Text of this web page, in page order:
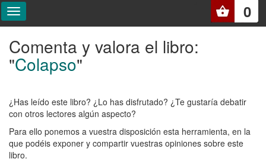
0
Comenta
y
valora
el
libro:
Colapso
Comenta y valora el libro:
"Colapso"
¿Has leído este libro? ¿Lo has disfrutado? ¿Te gustaría debatir
con otros lectores algún aspecto?
Para ello ponemos a vuestra disposición esta herramienta, en la
que podéis exponer y compartir vuestras opiniones sobre este
libro.